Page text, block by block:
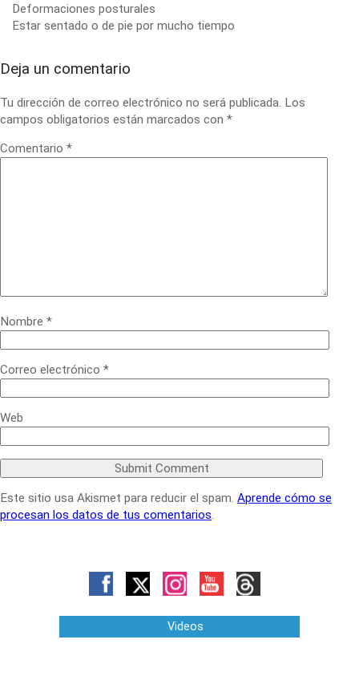
Deformaciones posturales
Estar sentado o de pie por mucho tiempo
Deja un comentario
Tu dirección de correo electrónico no será publicada. Los
campos obligatorios están marcados con *
Comentario *
Nombre *
Correo electrónico *
Web
Este sitio usa Akismet para reducir el spam. Aprende cómo se
procesan los datos de tus comentarios.
Videos